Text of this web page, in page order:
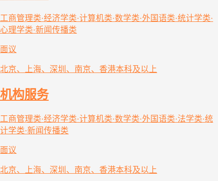
工商管理类·经济学类·计算机类·数学类·外国语类·统计学类·
心理学类·新闻传播类
面议
北京、上海、深圳、南京、香港本科及以上
机构服务
工商管理类·经济学类·计算机类·数学类·外国语类·法学类·统
计学类·新闻传播类
面议
北京、上海、深圳、南京、香港本科及以上